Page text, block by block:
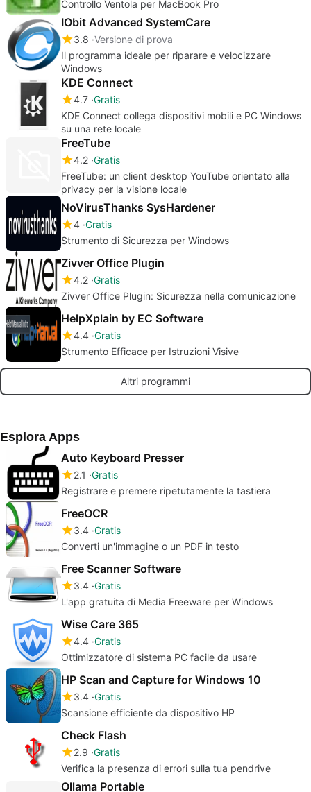
Controllo Ventola per MacBook Pro
IObit Advanced SystemCare
3.8 Versione di prova
Il programma ideale per riparare e velocizzare
Windows
KDE Connect
4.7 Gratis
KDE Connect collega dispositivi mobili e PC Windows
su una rete locale
FreeTube
4.2 Gratis
FreeTube: un client desktop YouTube orientato alla
privacy per la visione locale
NoVirusThanks SysHardener
4 Gratis
Strumento di Sicurezza per Windows
Zivver Office Plugin
4.2 Gratis
Zivver Office Plugin: Sicurezza nella comunicazione
HelpXplain by EC Software
4.4 Gratis
Strumento Efficace per Istruzioni Visive
Altri programmi
Esplora Apps
Auto Keyboard Presser
2.1 Gratis
Registrare e premere ripetutamente la tastiera
FreeOCR
3.4 Gratis
Converti un'immagine o un PDF in testo
Free Scanner Software
3.4 Gratis
L'app gratuita di Media Freeware per Windows
Wise Care 365
4.4 Gratis
Ottimizzatore di sistema PC facile da usare
HP Scan and Capture for Windows 10
3.4 Gratis
Scansione efficiente da dispositivo HP
Check Flash
2.9 Gratis
Verifica la presenza di errori sulla tua pendrive
Ollama Portable